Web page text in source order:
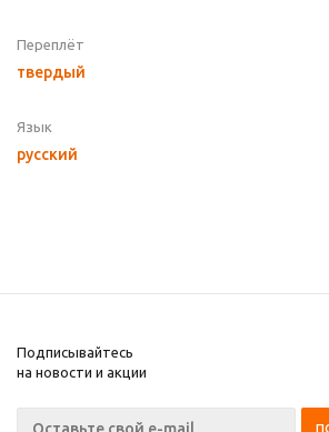
Переплёт
твердый
Язык
русский
Подписывайтесь
на новости и акции